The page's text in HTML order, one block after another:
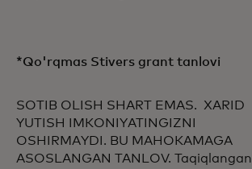
*Qo'rqmas Stivers grant tanlovi
SOTIB OLISH SHART EMAS. XARID
YUTISH IMKONIYATINGIZNI
OSHIRMAYDI. BU MAHOKAMAGA
ASOSLANGAN TANLOV. Taqiqlangan